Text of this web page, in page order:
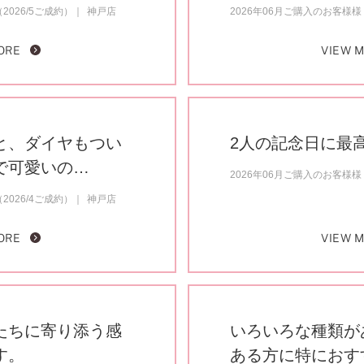
5ご成約） 神戸店 2026年06月ご購入のお客様
VIEW
、ダイヤもつい
可愛いの…
4ご成約） 神戸店
2人の記念日に最
2026年06月ご購入のお客様
VIEW
ちに寄り添う感
いろいろな種類
ある方に特にお